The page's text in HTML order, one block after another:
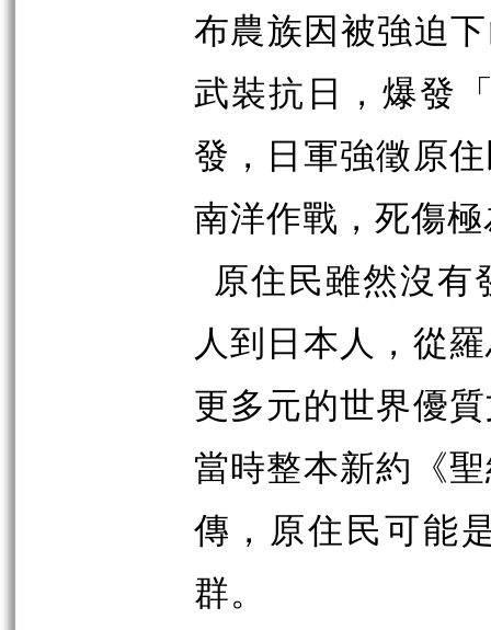
布農族因被強迫
武裝抗日，爆發
發，日軍強徵原
南洋作戰，死傷
原住民雖然沒有
人到日本人，從
更多元的世界優
當時整本新約《
傳，原住民可能
群。